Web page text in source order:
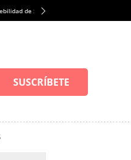
de Sánchez